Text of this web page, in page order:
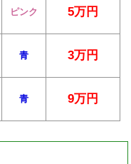
ピンク 5万円
青 3万円
青 9万円